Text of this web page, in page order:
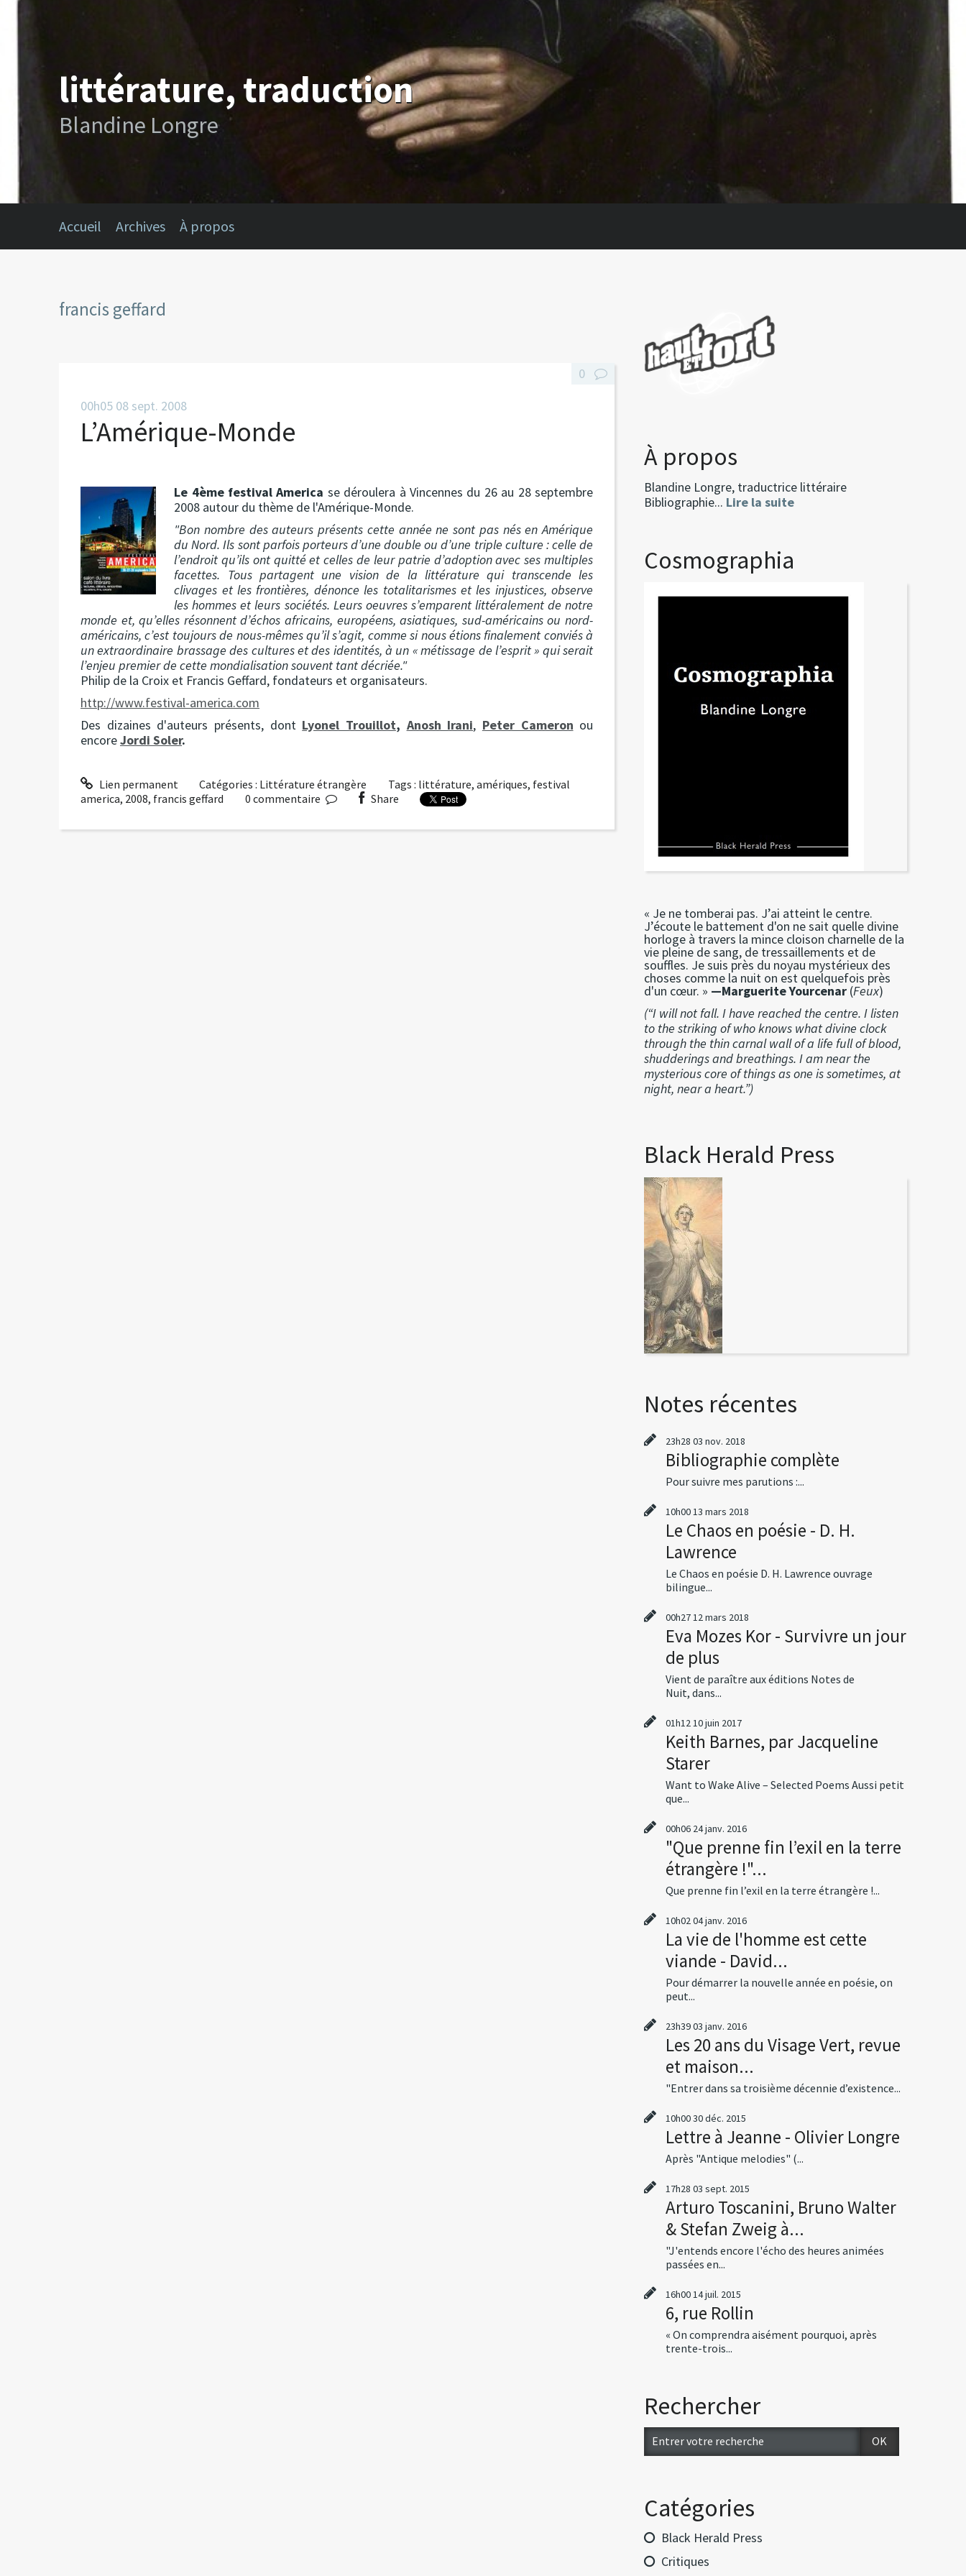
littérature, traduction
Blandine Longre
Accueil Archives À propos
francis geffard
00h05 08 sept. 2008
L’Amérique-Monde
Le 4ème festival America se déroulera à Vincennes du 26 au 28 septembre
2008 autour du thème de l'Amérique-Monde.
"Bon nombre des auteurs présents cette année ne sont pas nés en Amérique
du Nord. Ils sont parfois porteurs d’une double ou d’une triple culture : celle de
l’endroit qu’ils ont quitté et celles de leur patrie d’adoption avec ses multiples
facettes. Tous partagent une vision de la littérature qui transcende les
clivages et les frontières, dénonce les totalitarismes et les injustices, observe
les hommes et leurs sociétés. Leurs oeuvres s’emparent littéralement de notre
monde et, qu’elles résonnent d’échos africains, européens, asiatiques, sud-américains ou nord-
américains, c’est toujours de nous-mêmes qu’il s’agit, comme si nous étions finalement conviés à
un extraordinaire brassage des cultures et des identités, à un « métissage de l’esprit » qui serait
l’enjeu premier de cette mondialisation souvent tant décriée."
Philip de la Croix et Francis Geffard, fondateurs et organisateurs.
http://www.festival-america.com
Des dizaines d'auteurs présents, dont Lyonel Trouillot, Anosh Irani, Peter Cameron ou
encoreJordi Soler.
Lien permanent Catégories : Littérature étrangère Tags : littérature,amériques, festival
america, 2008, francis geffard
0
0 commentaire Share
À propos
Blandine Longre, traductrice littéraire
Bibliographie... Lire la suite
Cosmographia
« Je ne tomberai pas. J’ai atteint le centre.
J’écoute le battement d'on ne sait quelle divine
horloge à travers la mince cloison charnelle de la
vie pleine de sang, de tressaillements et de
souffles. Je suis près du noyau mystérieux des
choses comme la nuit on est quelquefois près
d'un cœur. » —Marguerite Yourcenar(Feux)
(“I will not fall. I have reached the centre. I listen
to the striking of who knows what divine clock
through the thin carnal wall of a life full of blood,
shudderings and breathings. I am near the
mysterious core of things as one is sometimes, at
night, near a heart.”)
Black Herald Press
Notes récentes
23h28 03 nov. 2018
Bibliographie complète
Pour suivre mes parutions :...
10h0013 mars 2018
Le Chaos en poésie - D. H.
Lawrence
Le Chaos en poésie D. H. Lawrence ouvrage
bilingue...
00h2712mars 2018
Eva Mozes Kor - Survivre un jour
de plus
Vient de paraître aux éditions Notes de
Nuit, dans...
01h1210juin 2017
Keith Barnes, par Jacqueline
Starer
Want to Wake Alive – Selected Poems Aussi petit
que...
00h06 24janv. 2016
"Que prenne fin l’exil en la terre
étrangère !"...
Que prenne fin l’exil en la terre étrangère !...
10h0204janv. 2016
La vie de l'homme est cette
viande - David...
Pour démarrer la nouvelle année en poésie, on
peut...
23h3903 janv. 2016
Les 20 ans du Visage Vert, revue
et maison...
"Entrer dans sa troisième décennie d’existence...
10h0030déc. 2015
Lettre à Jeanne - Olivier Longre
Après "Antique melodies" (...
17h28 03 sept. 2015
Arturo Toscanini, Bruno Walter
& Stefan Zweig à...
"J'entends encore l'écho des heures animées
passées en...
16h0014juil. 2015
6, rue Rollin
« On comprendra aisément pourquoi, après
trente-trois...
Rechercher
Catégories
Black Herald Press
Critiques